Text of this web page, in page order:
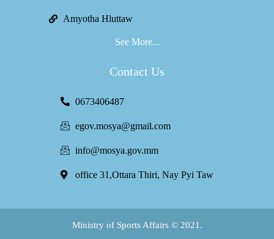
Amyotha Hluttaw
See More...
Contact Us
0673406487
egov.mosya@gmail.com
info@mosya.gov.mm
office 31,Ottara Thiri, Nay Pyi Taw
Ministry of Sports Affairs © 2021.